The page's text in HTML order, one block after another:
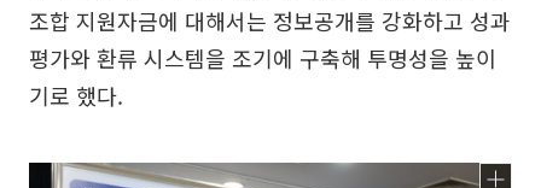
조합 지원자금에 대해서는 정보공개를 강화하고 성과
평가와 환류 시스템을 조기에 구축해 투명성을 높이
기로 했다.